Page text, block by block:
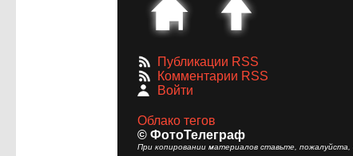
Публикации RSS
Комментарии RSS
Войти
Облако тегов
© ФотоТелеграф
При копировании материалов ставьте, пожалуйста,